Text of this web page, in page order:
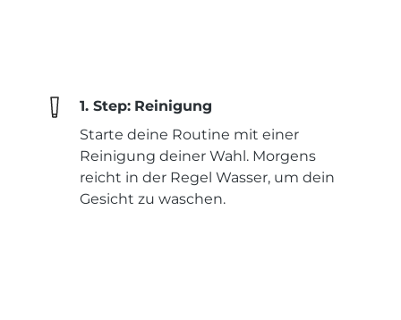
1. Step: Reinigung
Starte deine Routine mit einer
Reinigung deiner Wahl. Morgens
reicht in der Regel Wasser, um dein
Gesicht zu waschen.